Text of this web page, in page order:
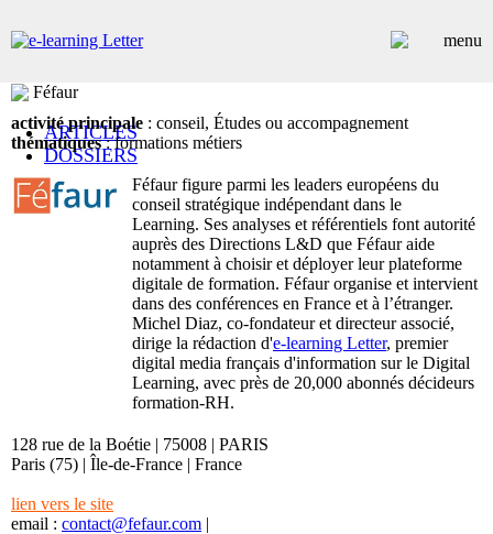
ARTICLES
DOSSIERS
CONTRIBUTEURS
ANNUAIRE PREMIUM
ÉVÉNEMENTS
COMMUNIQUÉS
LES PLUS LUS
INSCRIPTION NEWSLETTER
Féfaur
activité principale : conseil, Études ou accompagnement
thématiques: formations métiers
Féfaur figure parmi les leaders européens du
conseil stratégique indépendant dans le
Learning. Ses analyses et référentiels font autorité
auprès des Directions L&D que Féfaur aide
notamment à choisir et déployer leur plateforme
digitale de formation. Féfaur organise et intervient
dans des conférences en France et à l’étranger.
Michel Diaz, co-fondateur et directeur associé,
dirige la rédaction d'e-learning Letter, premier
digital media français d'information sur le Digital
Learning, avec près de 20,000 abonnés décideurs
formation-RH.
128 rue de la Boétie | 75008 | PARIS
Paris (75) | Île-de-France | France
lien vers le site
email : contact@fefaur.com |